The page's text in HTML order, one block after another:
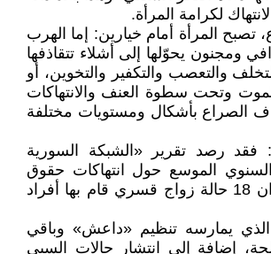
لكرامة المرأة.
تصبح المرأة أمام خيارين: إما الهرب
ومجنون يحوّلها إلى أشلاء تتقاذفها
والتعصب والتكفير والتخوين، أو
وتحت سطوة العنف والانتهاكات
الصراع بأشكال ومستويات مختلفة
فقد رصد تقرير «الشبكة السورية
الموسع حول انتهاكات حقوق
المرأة في سوريا ان 18 حالة زواج قسري قام بها أفراد
يمارسه تنظيم «داعش» وباقي
إضافة إلى انتشار حالات السبي